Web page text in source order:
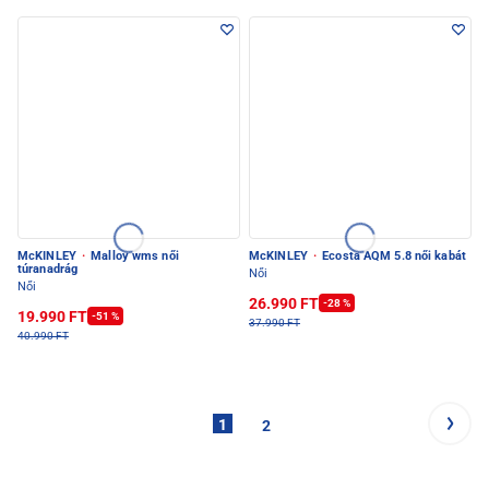
McKINLEY · Malloy wms női
túranadrág
Női
19.990 FT -51 %
40.990 FT
McKINLEY · Ecosta AQM 5.8 női kabát
Női
26.990 FT -28 %
37.990 FT
1 2